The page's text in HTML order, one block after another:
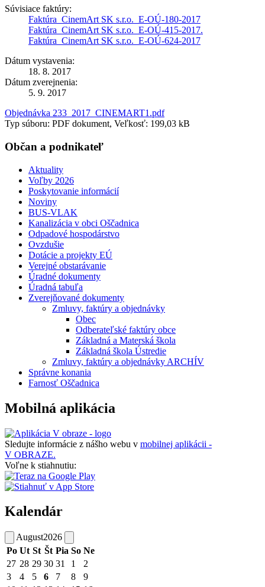
Súvisiace faktúry:
Faktúra_CinemArt SK s.r.o._E-OÚ-180-2017
Faktúra_CinemArt SK s.r.o._E-OÚ-415-2017.
Faktúra_CinemArt SK s.r.o._E-OÚ-624-2017
Dátum vystavenia:
18. 8. 2017
Dátum zverejnenia:
5. 9. 2017
Objednávka 233_2017_CINEMART1.pdf
Typ súboru: PDF dokument, Veľkosť: 199,03 kB
Občan a podnikateľ
Aktuality
Voľby 2026
Poskytovanie informácií
Noviny
BUS-VLAK
Kanalizácia v obci Oščadnica
Odpadové hospodárstvo
Ovzdušie
Dotácie a projekty EÚ
Verejné obstarávanie
Úradné dokumenty
Úradná tabuľa
Zverejňované dokumenty
Zmluvy, faktúry a objednávky
Obec
Odberateľské faktúry obce
Základná a Materská škola
Základná škola Ústredie
Zmluvy, faktúry a objednávky ARCHÍV
Správne konania
Farnosť Oščadnica
Mobilná aplikácia
Sledujte informácie z nášho webu v mobilnej aplikácii -
V OBRAZE.
Voľne k stiahnutiu:
Kalendár
August2026
Po Ut St Št Pia So Ne
27 28 29 30 31 1
2
3
4 5 6 7 8
9